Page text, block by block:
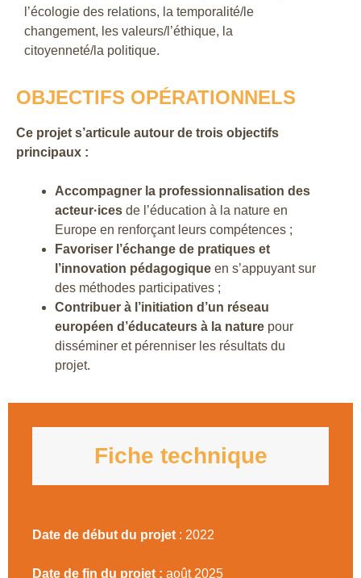
l’écologie des relations, la temporalité/le
changement, les valeurs/l’éthique, la
citoyenneté/la politique.
OBJECTIFS OPÉRATIONNELS
Ce projet s’articule autour de trois objectifs
principaux :
Accompagner la professionnalisation des
acteur·ices de l’éducation à la nature en
Europe en renforçant leurs compétences ;
Favoriser l’échange de pratiques et
l’innovation pédagogique en s’appuyant sur
des méthodes participatives ;
Contribuer à l’initiation d’un réseau
européen d’éducateurs à la nature pour
disséminer et pérenniser les résultats du
projet.
Fiche technique
Date de début du projet : 2022
Date de fin du projet : août 2025